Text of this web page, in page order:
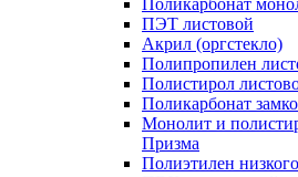
Поликарбонат
ПЭТ листовой
Акрил (оргстекло)
Полипропилен
Полистирол
Поликарбонат
Монолит и
Призма
Полиэтилен